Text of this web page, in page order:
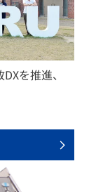
を推進、